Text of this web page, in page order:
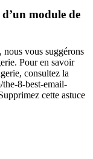
module de
vous suggérons
Pour en savoir
consultez la
8-best-email-
cette astuce